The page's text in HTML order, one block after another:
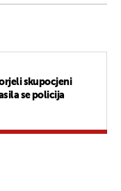
skupocjeni
se policija